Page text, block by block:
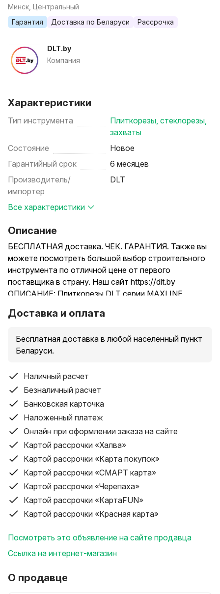
Минск, Центральный
Гарантия
Доставка по Беларуси Рассрочка
DLT.by
Компания
Характеристики
Тип инструмента
Плиткорезы, стеклорезы,
захваты
Состояние
Новое
Гарантийный срок
6 месяцев
Производитель/
импортер
DLT
Все характеристики
Описание
БЕСПЛАТНАЯ доставка. ЧЕК. ГАРАНТИЯ. Также вы
можете посмотреть большой выбор строительного
инструмента по отличной цене от первого
поставщика в страну. Наш сайт https://dlt.by
ОПИСАНИЕ: Плиткорезы DLT серии MAXLINE
резки любого типа керамической плитки, в том числе
рассчитаны для профессионального и интенсивного
использования. DLT MAXLINE чрезвычайно мощные,
вследствие чего плиткорез позволяет разрезать
наиболее трудные для резки материалы, с
приложением минимального усилия и обеспечивая
высокую точность. Профессиональные плиткорезы
DLT серии MAXLINE справляются практически с
любой плиткой, которая режется и ломается
ручными плиткорезами, в том числе и с
крупногабаритным керамогранитом, мозаикой,
кафелем и глазурованным грес. Режет и ломает
керамогранит толщиной до 20мм. Отличительная
характеристика плиткорезов DLT MAXLINE - особое,
устройство направляющей каретки, которая
охватывает монорельс с четырех сторон и
шарикоподшипникового механизма который
состоит их 24 подшипников, что исключает люфты и
Разделитель плиткорезов DLT MAXLINE оснащён
Доставка и оплата
Бесплатная доставка в любой населенный пункт
Беларуси.
Наличный расчет
Безналичный расчет
Банковская карточка
Наложенный платеж
Онлайн при оформлении заказа на сайте
Картой рассрочки «Халва»
Картой рассрочки «Карта покупок»
Картой рассрочки «СМАРТ карта»
Картой рассрочки «Черепаха»
Картой рассрочки «КартаFUN»
Картой рассрочки «Красная карта»
Посмотреть это объявление на сайте продавца
Ссылка на интернет-магазин
О продавце